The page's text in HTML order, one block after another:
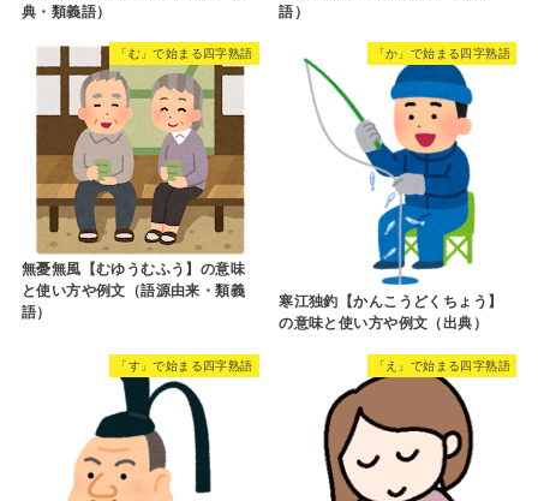
典・類義語）
語）
「む」で始まる四字熟語
無憂無風【むゆうむふう】の意味
と使い方や例文（語源由来・類義
語）
「か」で始まる四字熟語
寒江独釣【かんこうどくちょう】
の意味と使い方や例文（出典）
「す」で始まる四字熟語 「え」で始まる四字熟語